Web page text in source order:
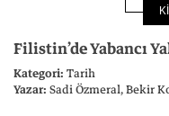
Felsefe
Filistin’de Yabancı
Kategori:Tarih
Yazar:Sadi Özmeral Bekir